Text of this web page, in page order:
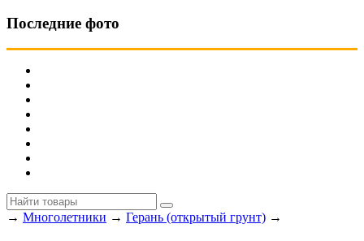
Последние фото
→ Многолетники → Герань (открытый грунт) →